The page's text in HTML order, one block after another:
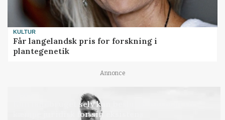
KULTUR
Får langelandsk pris for forskning i
plantegenetik
Annonce
Kun landbruget selv kan beslutte, om man vil
kæmpe juridisk for sin eksistens